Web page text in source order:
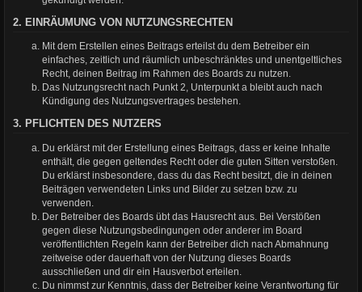
2. EINRÄUMUNG VON NUTZUNGSRECHTEN
Mit dem Erstellen eines Beitrags erteilst du dem Betreiber ein
einfaches, zeitlich und räumlich unbeschränktes und unentgeltliches
Recht, deinen Beitrag im Rahmen des Boards zu nutzen.
Das Nutzungsrecht nach Punkt 2, Unterpunkt a bleibt auch nach
Kündigung des Nutzungsvertrages bestehen.
3. PFLICHTEN DES NUTZERS
Du erklärst mit der Erstellung eines Beitrags, dass er keine Inhalte
enthält, die gegen geltendes Recht oder die guten Sitten verstoßen.
Du erklärst insbesondere, dass du das Recht besitzt, die in deinen
Beiträgen verwendeten Links und Bilder zu setzen bzw. zu
verwenden.
Der Betreiber des Boards übt das Hausrecht aus. Bei Verstößen
gegen diese Nutzungsbedingungen oder anderer im Board
veröffentlichten Regeln kann der Betreiber dich nach Abmahnung
zeitweise oder dauerhaft von der Nutzung dieses Boards
ausschließen und dir ein Hausverbot erteilen.
Du nimmst zur Kenntnis, dass der Betreiber keine Verantwortung für